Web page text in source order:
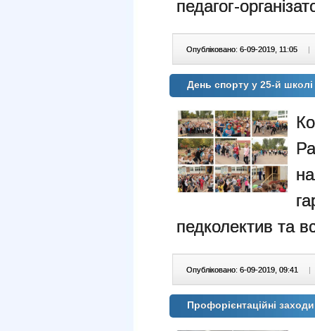
педагог-
Опубліковано: 6-09-2019, 11:05 |
День спорту у 25-й школі
педколектив та
Опубліковано: 6-09-2019, 09:41 |
Профорієнтаційні